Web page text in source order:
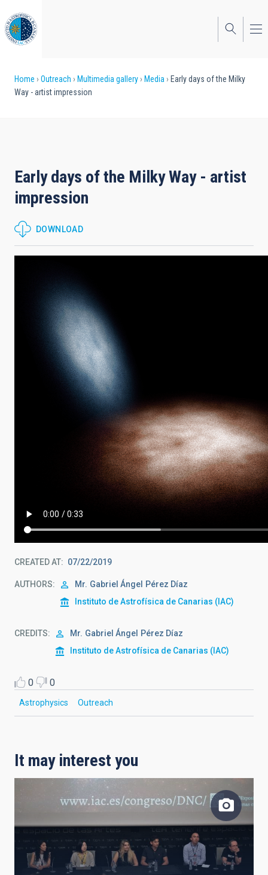
to
main
content
Breadcrumb
Home Outreach Multimedia gallery Media
Early days of the Milky
Way - artist impression
Early days of the Milky Way - artist
impression
DOWNLOAD
CREATED AT 07/22/2019
AUTHORS Mr. Gabriel Ángel
Pérez Díaz
Instituto de Astrofísica de Canarias (IAC)
CREDITS Mr. Gabriel Ángel
Pérez Díaz
Instituto de Astrofísica de Canarias (IAC)
0 0
Astrophysics Outreach
It may interest you